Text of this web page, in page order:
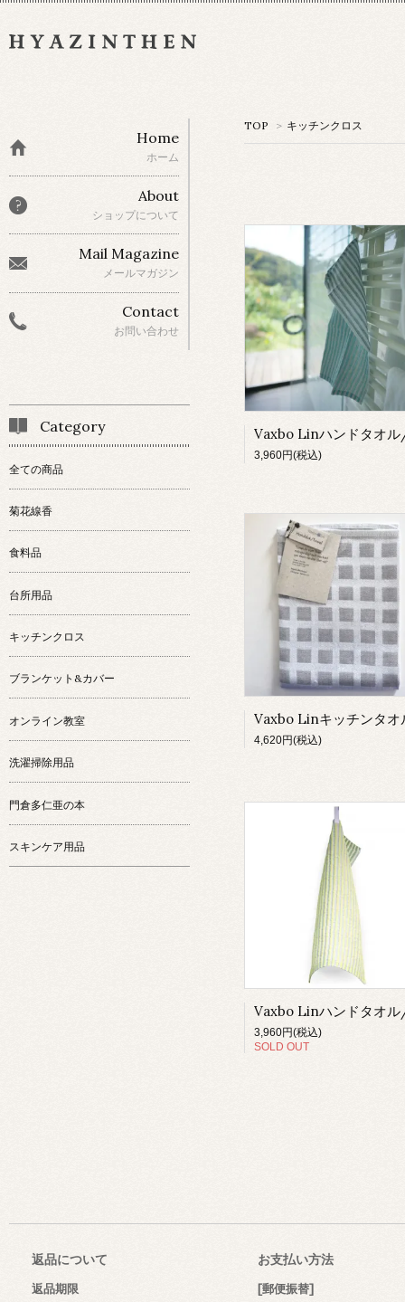
TOP > キッチンクロス
3,960円(税込)
4,620円(税込)
3,960円(税込)
SOLD OUT
Home
ホーム
About
ショップについて
Mail Magazine
メールマガジン
Contact
お問い合わせ
Category
全ての商品
菊花線香
食料品
台所用品
キッチンクロス
ブランケット&カバー
オンライン教室
洗濯掃除用品
門倉多仁亜の本
スキンケア用品
返品について
返品期限
お支払い方法
[郵便振替]